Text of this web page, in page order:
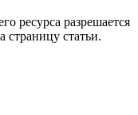
ресурса разрешается
страницу статьи.